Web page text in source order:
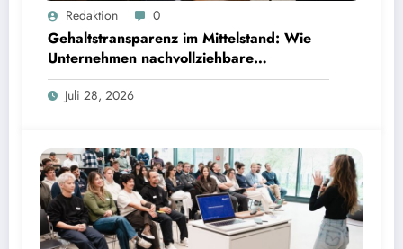
Gehaltstransparenz im Mittelstand: Wie Unternehmen nachvollziehbare Vergütungsmodelle
schaffenRedaktion 0
Gehaltstransparenz im Mittelstand: Wie
Unternehmen nachvollziehbare
Vergütungsmodelle schaffen
Juli 28, 2026